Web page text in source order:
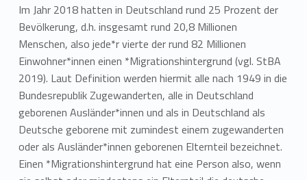
Im Jahr 2018 hatten in Deutschland rund 25 Prozent der
Bevölkerung, d.h. insgesamt rund 20,8 Millionen
Menschen, also jede*r vierte der rund 82 Millionen
Einwohner*innen einen *Migrationshintergrund (vgl. StBA
2019). Laut Definition werden hiermit alle nach 1949 in die
Bundesrepublik Zugewanderten, alle in Deutschland
geborenen Ausländer*innen und als in Deutschland als
Deutsche geborene mit zumindest einem zugewanderten
oder als Ausländer*innen geborenen Elternteil bezeichnet.
Einen *Migrationshintergrund hat eine Person also, wenn